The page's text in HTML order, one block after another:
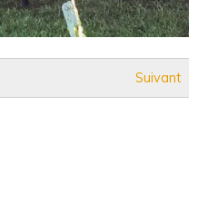
Suivant